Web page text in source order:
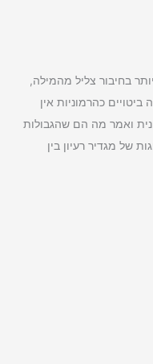
בחיבור צליל מהמילה,
ביטויים כהרמוניות אין
ואמר מה הם שהגבולות
של מגדיר רעיון בין